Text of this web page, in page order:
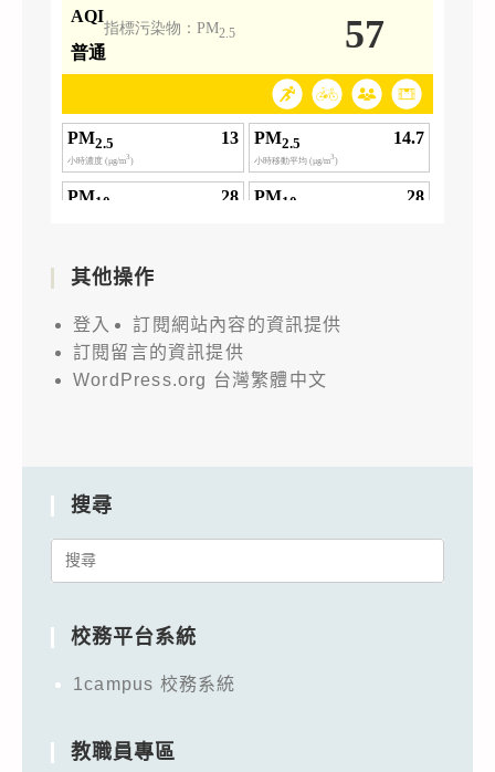
其他操作
登入
訂閱網站內容的資訊提供
訂閱留言的資訊提供
WordPress.org 台灣繁體中文
搜尋
Search
校務平台系統
1campus 校務系統
教職員專區